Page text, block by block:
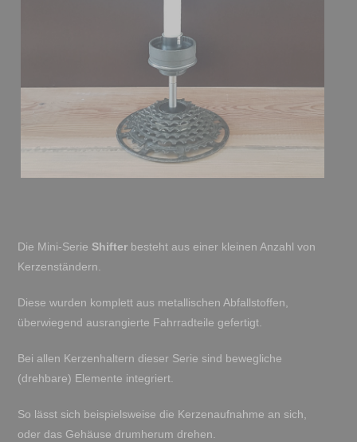
Die Mini-Serie Shifter besteht aus einer kleinen Anzahl von
Kerzenständern.
Diese wurden komplett aus metallischen Abfallstoffen,
überwiegend ausrangierte Fahrradteile gefertigt.
Bei allen Kerzenhaltern dieser Serie sind bewegliche
(drehbare) Elemente integriert.
So lässt sich beispielsweise die Kerzenaufnahme an sich,
oder das Gehäuse drumherum drehen.